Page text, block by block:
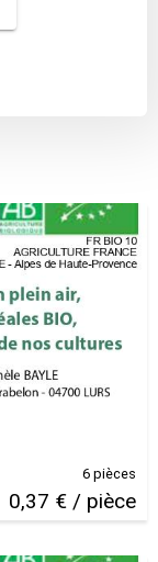
0,37 € / pièce
6 pièces